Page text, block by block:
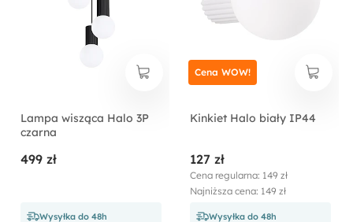
Lampa wisząca Halo 3P
czarna
499 zł
Wysyłka do 48h
Kinkiet Halo biały IP44
127 zł
Cena regularna: 149 zł
Najniższa cena: 149 zł
Cena WOW!
Wysyłka do 48h